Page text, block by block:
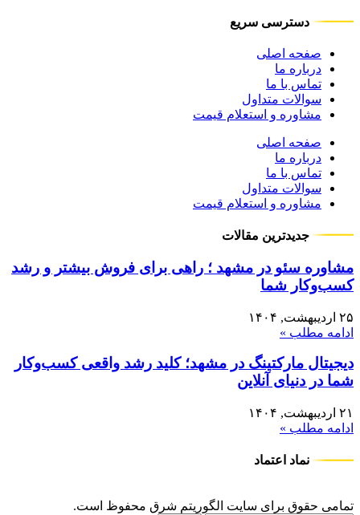
دسترسی سریع
صفحه اصلی
درباره ما
تماس با ما
سوالات متداول
مشاوره و استعلام قیمت
صفحه اصلی
درباره ما
تماس با ما
سوالات متداول
مشاوره و استعلام قیمت
جدیدترین مقالات
مشاوره سئو در مشهد ؛ راهی برای فروش بیشتر و رشد
کسب‌وکار شما
۲۵ اردیبهشت, ۱۴۰۴
ادامه مطلب »
دیجیتال مارکتینگ در مشهد؛ کلید رشد واقعی کسب‌وکار
شما در دنیای آنلاین
۲۱ اردیبهشت, ۱۴۰۴
ادامه مطلب »
نماد اعتماد
تمامی حقوق برای سایت الگوریتم شرق محفوظ است.